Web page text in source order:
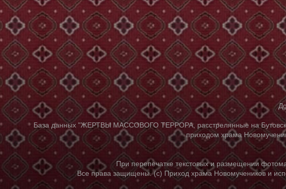
База данных "ЖЕРТВЫ МАССОВОГО ТЕРРОРА, расстрелянные на
приходом храма
При перепечатке текстовых и размещении
Все права защищены. (с) Приход храма Новомучеников и